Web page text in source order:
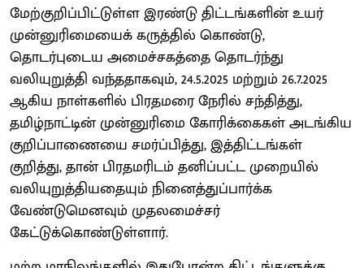
மேற்குறிப்பிட்டுள்ள இரண்டு திட்டங்களின் உயர்
முன்னுரிமையைக் கருத்தில் கொண்டு,
தொடர்புடைய அமைச்சகத்தை தொடர்ந்து
வலியுறுத்தி வந்ததாகவும், 24.5.2025 மற்றும் 26.7.2025
ஆகிய நாள்களில் பிரதமரை நேரில் சந்தித்து,
தமிழ்நாட்டின் முன்னுரிமை கோரிக்கைகள் அடங்கிய
குறிப்பாணையை சமர்ப்பித்து, இத்திட்டங்கள்
குறித்து, தான் பிரதமரிடம் தனிப்பட்ட முறையில்
வலியுறுத்தியதையும் நினைத்துப்பார்க்க
வேண்டுமெனவும் முதலமைச்சர்
கேட்டுக்கொண்டுள்ளார்.